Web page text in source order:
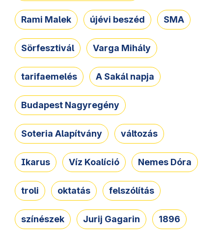
Rami Malek újévi beszéd SMA
Sörfesztivál Varga Mihály
tarifaemelés A Sakál napja
Budapest Nagyregény
Soteria Alapítvány változás
Ikarus Víz Koalíció Nemes Dóra
troli oktatás felszólítás
színészek Jurij Gagarin 1896